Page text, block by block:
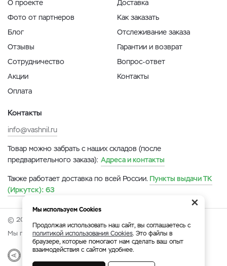
О проекте
Фото от партнеров
Блог
Отзывы
Сотрудничество
Акции
Оплата
Доставка
Как заказать
Отслеживание заказа
Гарантии и возврат
Вопрос-ответ
Контакты
Контакты
info@vashnil.ru
Товар можно забрать с наших складов (после
предварительного заказа): Адреса и контакты
Также работает доставка по всей России. Пункты выдачи ТК
(Иркутск): 63
© 2026 Онлайн-ярмарка ВАСХНиЛ.
Мы принимаем:
Разработка Веб-аналитика
×
Мы используем Cookies
Продолжая использовать наш сайт, вы соглашаетесь с
политикой использования Cookies. Это файлы в
браузере, которые помогают нам сделать ваш опыт
взаимодействия с сайтом удобнее.